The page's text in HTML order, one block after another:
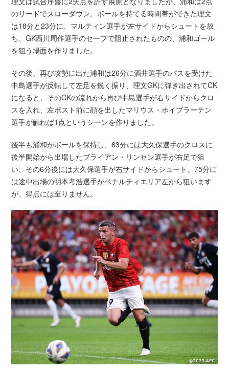
のリードでスローダウン。ボールを持てる時間帯ができた理文
は18分と23分に、マルティン選手が左サイドからシュートを放
ち、GK西川周作選手のセーブで阻止されたものの、浦和ゴール
を狙う場面を作りました。
その後、再び攻勢に出た浦和は26分に酒井選手のパスを受けた
中島選手が反転して左足を鋭く振り、理文GKに弾き出されてCK
になると、そのCKの流れから再び中島選手が右サイドからクロ
スを入れ、左ポスト前に顔を出したマリウス・ホイブラーテン
選手が触れば1点というシーンを作りました。
後半も浦和がボールを保持し、63分には大久保選手のクロスに
後半開始から出場したブライアン・リンセン選手が右足で狙
い、その6分後には大久保選手が右サイドからシュート。75分に
は途中出場の明本考浩選手がペナルティエリア左から狙います
が、得点には至りません。